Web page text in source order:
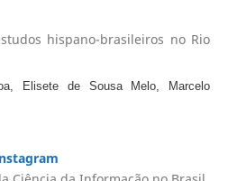
hispano-brasileiros no Rio
Elisete de Sousa Melo, Marcelo